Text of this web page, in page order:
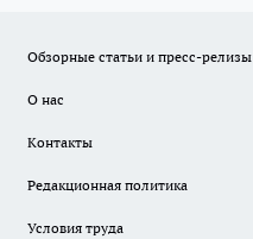
Обзорные статьи и пресс-релизы
О нас
Контакты
Редакционная политика
Условия труда